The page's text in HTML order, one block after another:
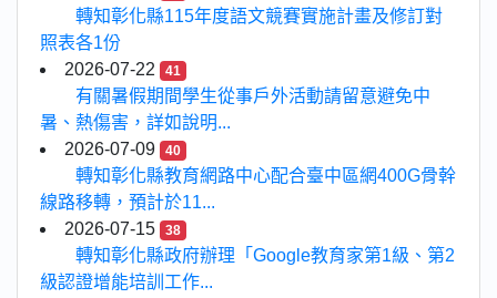
轉知彰化縣115年度語文競賽實施計畫及修訂對
照表各1份
2026-07-22
41
有關暑假期間學生從事戶外活動請留意避免中
暑、熱傷害，詳如說明...
2026-07-09
40
轉知彰化縣教育網路中心配合臺中區網400G骨幹
線路移轉，預計於11...
2026-07-15
38
轉知彰化縣政府辦理「Google教育家第1級、第2
級認證增能培訓工作...